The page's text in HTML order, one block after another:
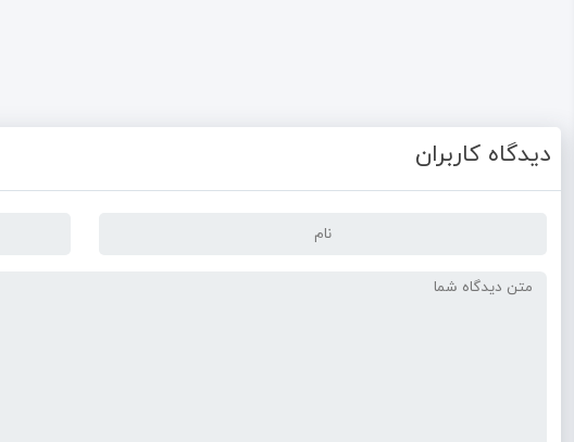
دیدگاه کاربران